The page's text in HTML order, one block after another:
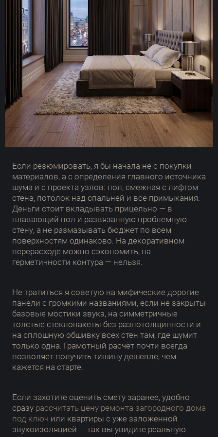
Если резюмировать, я бы начала не с покупки
материалов, а с определения главного источника
шума и с проекта узлов: пол, смежная с лифтом
стена, потолок над спальней и все примыкания.
Деньги стоит вкладывать прицельно — в
плавающий пол и развязанную проблемную
стену, а не размазывать бюджет по всем
поверхностям одинаково. На декоративном
перерасходе можно сэкономить, на
герметичности контура — нельзя.
Не тратиться я советую на мифические дорогие
панели с громкими названиями, если не закрыты
базовые мостики звука, на симметричные
толстые стеклопакеты без разнотолщинности и
на сплошную обшивку всех стен там, где шумит
только одна. Грамотный расчёт почти всегда
позволяет получить тишину дешевле, чем
кажется на старте.
Если захотите оценить смету заранее, удобно
сразу рассчитать цену ремонта загородного дома
под ключ или квартиры с уже заложенной
звукоизоляцией — так вы увидите реальную